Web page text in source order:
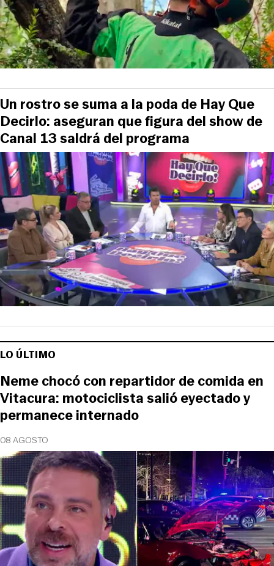
Un rostro se suma a la poda de Hay Que
Decirlo: aseguran que figura del show de
Canal 13 saldrá del programa
LO ÚLTIMO
08 AGOSTO
Neme chocó con repartidor de comida en
Vitacura: motociclista salió eyectado y
permanece internado